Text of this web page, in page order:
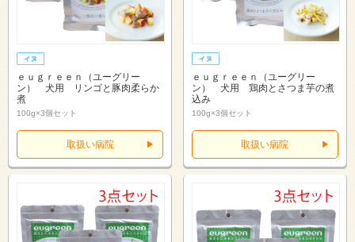
ｅｕｇｒｅｅｎ（ユーグリー
ン） 犬用 リンゴと豚肉柔らか
煮
100g×3個セット
取扱い病院
ｅｕｇｒｅｅｎ（ユーグリー
ン） 犬用 鶏肉とさつま芋の煮
込み
100g×3個セット
取扱い病院